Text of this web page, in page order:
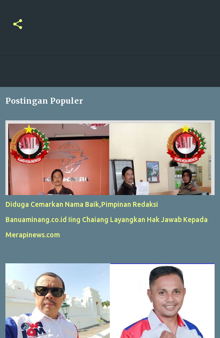
Postingan Populer
Diduga Cemarkan Nama Baik,Pimpinan Redaksi
Banuaminang.co.id Iing Chaiang Layangkan Hak Jawab Kepada
Merapinews.com